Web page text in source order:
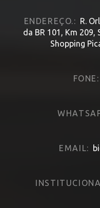
ENDEREÇO.: R.
da BR 101, Km
Shopping
FONE:
EMAIL: